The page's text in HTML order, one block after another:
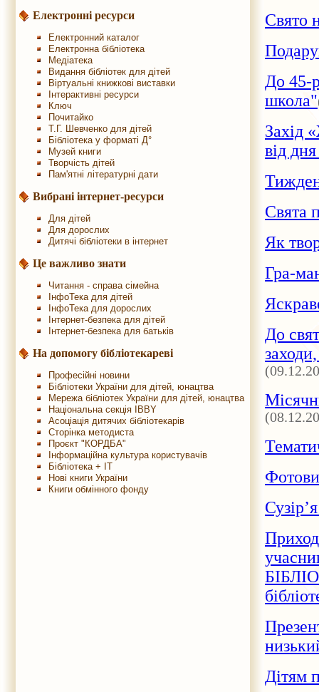
Електронні ресурси
Електронний каталог
Електронна бібліотека
Медіатека
Видання бібліотек для дітей
Віртуальні книжкові виставки
Інтерактивні ресурси
Ключ
Почитайко
Т.Г. Шевченко для дітей
Бібліотека у форматі Д°
Музей книги
Творчість дітей
Пам'ятні літературні дати
Вибрані інтернет-ресурси
Для дітей
Для дорослих
Дитячі бібліотеки в інтернет
Це важливо знати
Читання - справа сімейна
ІнфоТека для дітей
ІнфоТека для дорослих
Інтернет-безпека для дітей
Інтернет-безпека для батьків
На допомогу бібліотекареві
Професійні новини
Бібліотеки України для дітей, юнацтва
Мережа бібліотек України для дітей, юнацтва
Національна секція IBBY
Асоціація дитячих бібліотекарів
Сторінка методиста
Проєкт "КОРДБА"
Інформаційна культура користувачів
Бібліотека + IT
Нові книги України
Книги обмінного фонду
Свято
До 45-
школа"
Захід
від
Свята
Як
Гра-
До
Дітям